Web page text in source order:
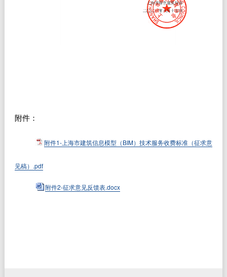
附件：
附件1-上海市建筑信息模型（BIM）技术服务收费标准（征求意
见稿）.pdf
附件2-征求意见反馈表.docx